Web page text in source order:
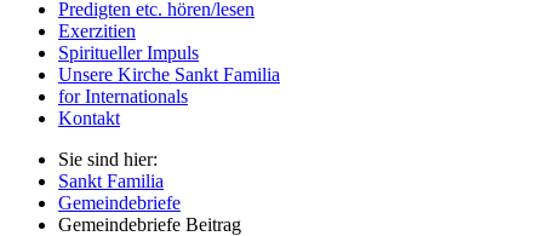
Predigten etc. hören/lesen
Exerzitien
Spiritueller Impuls
Unsere Kirche Sankt Familia
for Internationals
Kontakt
Sie sind hier:
Sankt Familia
Gemeindebriefe
Gemeindebriefe Beitrag